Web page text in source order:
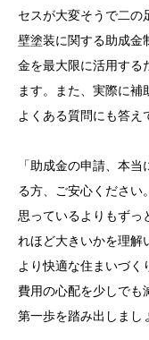
セスが大変そうで二の
壁塗装に関する助成金
金を最大限に活用する
ます。また、実際に補
よくある質問にも答え
「助成金の申請、本
る方、ご安心ください
思っているよりもずっ
れほど大きいかを理解
より快適な住まいづく
費用の心配を少しでも
第一歩を踏み出しまし